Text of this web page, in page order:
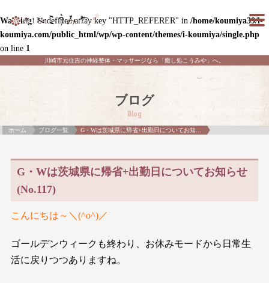
Warning: Undefined array key "HTTP_REFERER" in /home/koumiya39/i-
koumiya.com/public_html/wp/wp-content/themes/i-koumiya/single.php
on line 1
川崎市元住吉の神経整体・マッサージなら「癒し処こうみや」へ。
ブログ
Blog
ホーム ブログ一覧 G・Wは茨城県に帰省+出勤日についてお知...
G・Wは茨城県に帰省+出勤日についてお知らせ
(No.117)
こんにちは～＼(^o^)／
ゴールデンウィークも終わり、お休みモードから日常生
活に戻りつつありますね。